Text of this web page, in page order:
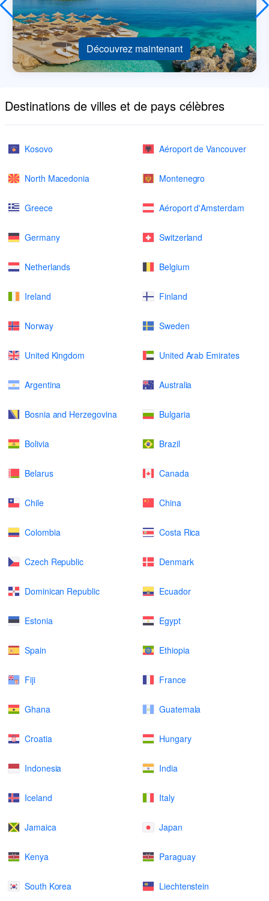
Découvrez maintenant
Destinations de villes et de pays célèbres
Kosovo Aéroport de Vancouver
North Macedonia Montenegro
Greece Aéroport d'Amsterdam
Germany Switzerland
Netherlands Belgium
Ireland Finland
Norway Sweden
United Kingdom United Arab Emirates
Argentina Australia
Bosnia and Herzegovina Bulgaria
Bolivia Brazil
Belarus Canada
Chile China
Colombia Costa Rica
Czech Republic Denmark
Dominican Republic Ecuador
Estonia Egypt
Spain Ethiopia
Fiji France
Ghana Guatemala
Croatia Hungary
Indonesia India
Iceland Italy
Jamaica Japan
Kenya Paraguay
South Korea Liechtenstein